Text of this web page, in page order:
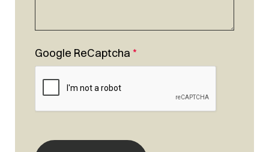
Google ReCaptcha *